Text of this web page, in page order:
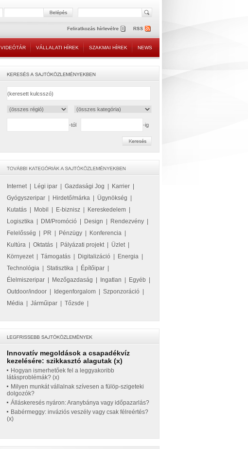
VIDEÓTÁR VÁLLALATI HÍREK SZAKMAI HÍREK NEWS
-tól -ig
Internet| Légi ipar Gazdasági Jog Karrier
Gyógyszeripar
Hirdető/márka Ügynökség
Kutatás
Mobil E-biznisz Kereskedelem
Logisztika
DM/Promóció Design Rendezvény
Felelősség
PR Pénzügy Konferencia
Kultúra
Oktatás Pályázati projekt| Üzlet|
Környezet| Támogatás Digitalizáció Energia
Technológia
Statisztika Építőipar
Élelmiszeripar
Mezőgazdaság Ingatlan Egyéb
Outdoor/indoor
Idegenforgalom Szponzoráció
Média
Járműipar Tőzsde
Innovatív megoldások a csapadékvíz
kezelésére: szikkasztó alagutak (x)
Hogyan ismerhetőek fel a leggyakoribb
látásproblémák? (x)
Milyen munkát vállalnak szívesen a fülöp-szigeteki
dolgozók?
Álláskeresés nyáron: Aranybánya vagy időpazarlás?
Babérmeggy: inváziós veszély vagy csak félreértés?
(x)